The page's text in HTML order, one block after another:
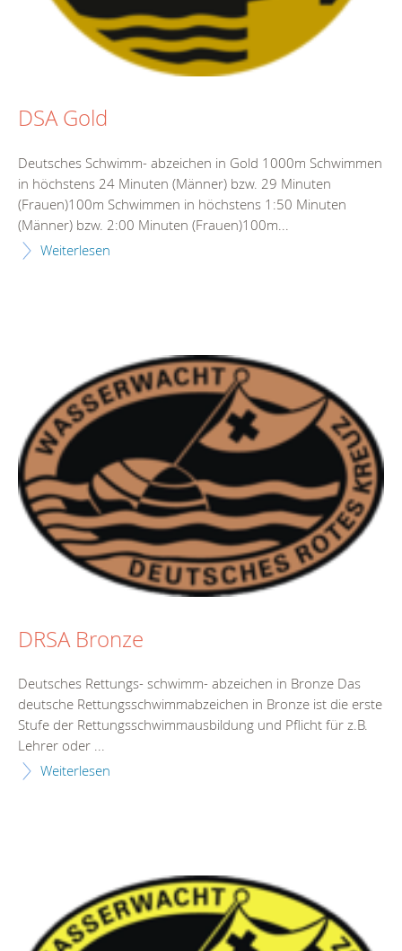
DSA Gold
Deutsches Schwimm- abzeichen in Gold 1000m Schwimmen
in höchstens 24 Minuten (Männer) bzw. 29 Minuten
(Frauen)100m Schwimmen in höchstens 1:50 Minuten
(Männer) bzw. 2:00 Minuten (Frauen)100m...
Weiterlesen
DRSA Bronze
Deutsches Rettungs- schwimm- abzeichen in Bronze Das
deutsche Rettungsschwimmabzeichen in Bronze ist die erste
Stufe der Rettungsschwimmausbildung und Pflicht für z.B.
Lehrer oder ...
Weiterlesen